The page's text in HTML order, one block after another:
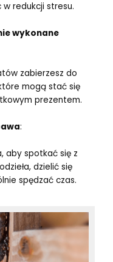
redukcji stresu.
wykonane
zabierzesz do
mogą stać się
prezentem.
:
aby spotkać się z
dzielić się
spędzać czas.